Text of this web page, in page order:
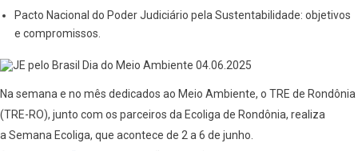
Pacto Nacional do Poder Judiciário pela Sustentabilidade: objetivos
e compromissos.
Na semana e no mês dedicados ao Meio Ambiente, o TRE de Rondônia
(TRE-RO), junto com os parceiros da Ecoliga de Rondônia, realiza
a Semana Ecoliga, que acontece de 2 a 6 de junho.